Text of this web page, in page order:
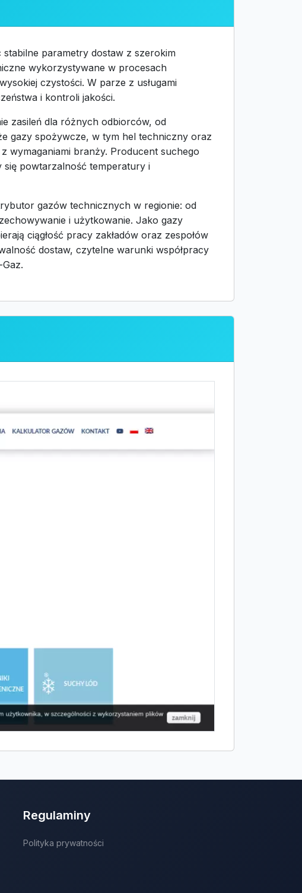
stabilne parametry dostaw z szerokim
wykorzystywane w procesach
czystości. W parze z usługami
i kontroli jakości.
zasileń dla różnych odbiorców, od
gazy spożywcze, w tym hel techniczny oraz
wymaganiami branży. Producent suchego
się powtarzalność temperatury i
gazów technicznych w regionie: od
i użytkowanie. Jako gazy
ciągłość pracy zakładów oraz zespołów
dostaw, czytelne warunki współpracy
Regulaminy
Polityka prywatności